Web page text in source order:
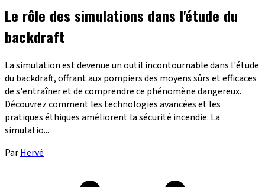
Le rôle des simulations dans l'étude du
backdraft
La simulation est devenue un outil incontournable dans l'étude
du backdraft, offrant aux pompiers des moyens sûrs et efficaces
de s'entraîner et de comprendre ce phénomène dangereux.
Découvrez comment les technologies avancées et les
pratiques éthiques améliorent la sécurité incendie. La
simulatio...
ParHervé